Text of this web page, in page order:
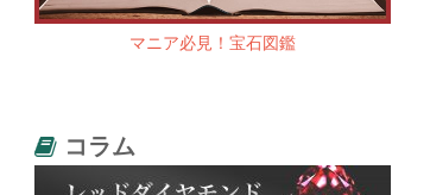
マニア必見！宝石図鑑
コラム